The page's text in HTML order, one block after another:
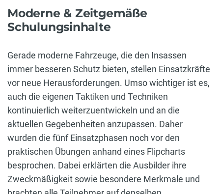
Moderne & Zeitgemäße
Schulungsinhalte
Gerade moderne Fahrzeuge, die den Insassen
immer besseren Schutz bieten, stellen Einsatzkräfte
vor neue Herausforderungen. Umso wichtiger ist es,
auch die eigenen Taktiken und Techniken
kontinuierlich weiterzuentwickeln und an die
aktuellen Gegebenheiten anzupassen. Daher
wurden die fünf Einsatzphasen noch vor den
praktischen Übungen anhand eines Flipcharts
besprochen. Dabei erklärten die Ausbilder ihre
Zweckmäßigkeit sowie besondere Merkmale und